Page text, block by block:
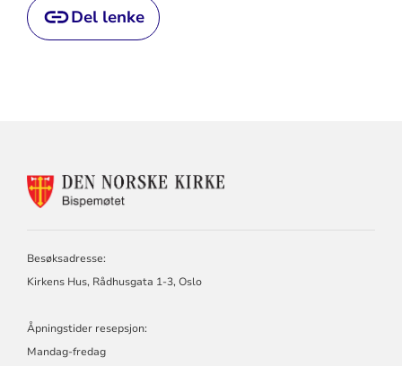
Del lenke
KONTAKTINFORMASJON
Besøksadresse:
Kirkens Hus, Rådhusgata 1-3, Oslo
Åpningstider resepsjon:
Mandag-fredag